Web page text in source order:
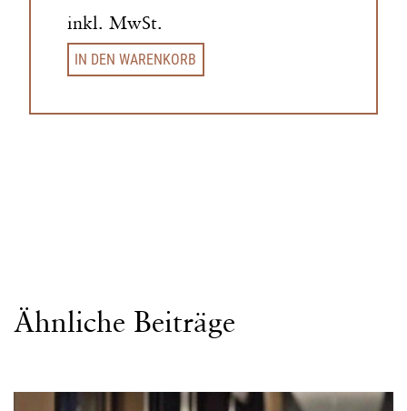
inkl. MwSt.
IN DEN WARENKORB
Ähnliche Beiträge